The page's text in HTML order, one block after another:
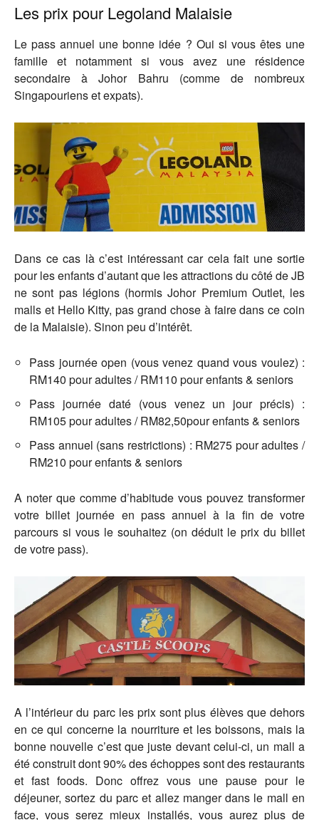
Les prix pour Legoland Malaisie
Le pass annuel une bonne idée ? Oui si vous êtes une
famille et notamment si vous avez une résidence
secondaire à Johor Bahru (comme de nombreux
Singapouriens et expats).
Dans ce cas là c’est intéressant car cela fait une sortie
pour les enfants d’autant que les attractions du côté de JB
ne sont pas légions (hormis Johor Premium Outlet, les
malls et Hello Kitty, pas grand chose à faire dans ce coin
de la Malaisie). Sinon peu d’intérêt.
Pass journée open (vous venez quand vous voulez) :
RM140 pour adultes / RM110 pour enfants & seniors
Pass journée daté (vous venez un jour précis) :
RM105 pour adultes / RM82,50pour enfants & seniors
Pass annuel (sans restrictions) : RM275 pour adultes /
RM210 pour enfants & seniors
A noter que comme d’habitude vous pouvez transformer
votre billet journée en pass annuel à la fin de votre
parcours si vous le souhaitez (on déduit le prix du billet
de votre pass).
A l’intérieur du parc les prix sont plus élèves que dehors
en ce qui concerne la nourriture et les boissons, mais la
bonne nouvelle c’est que juste devant celui-ci, un mall a
été construit dont 90% des échoppes sont des restaurants
et fast foods. Donc offrez vous une pause pour le
déjeuner, sortez du parc et allez manger dans le mall en
face, vous serez mieux installés, vous aurez plus de